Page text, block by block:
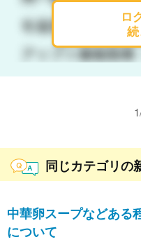
ロ
1
同じカテゴリの
中華卵スープなどある
について